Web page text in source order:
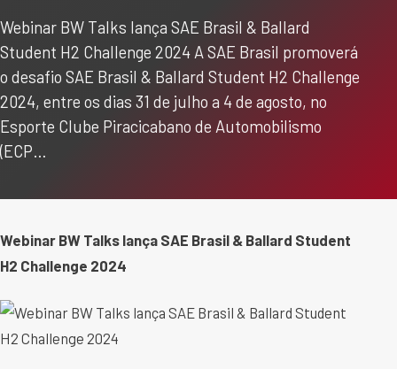
Webinar BW Talks lança SAE Brasil & Ballard
Student H2 Challenge 2024 A SAE Brasil promoverá
o desafio SAE Brasil & Ballard Student H2 Challenge
2024, entre os dias 31 de julho a 4 de agosto, no
Esporte Clube Piracicabano de Automobilismo
(ECP…
Webinar BW Talks lança SAE Brasil & Ballard Student
H2 Challenge 2024